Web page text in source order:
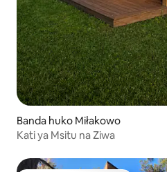
Banda huko Miłakowo
Kati ya Msitu na Ziwa